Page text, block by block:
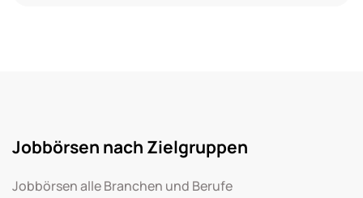
Jobbörsen nach Zielgruppen
Jobbörsen alle Branchen und Berufe